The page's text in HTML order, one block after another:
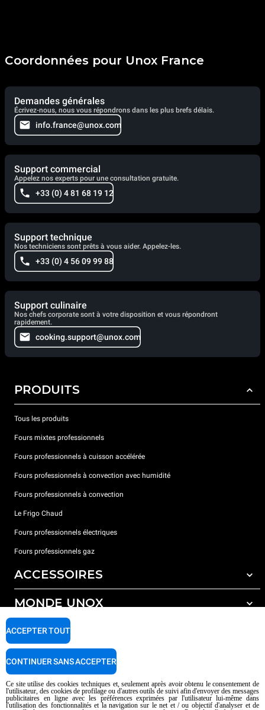
Coordonnées pour Unox France
Demandes générales
Écrivez-nous, nous vous répondrons dans les plus brefs délais.
info.france@unox.com
Support commercial
Appelez nos experts pour une consultation gratuite.
+33 (0) 4 81 68 19 12
Support technique
Nos techniciens sont prêts à vous aider. Appelez-les.
+33 (0) 4 56 09 99 88
Support culinaire
Nos chefs corporate sont à votre disposition et vous répondront
rapidement.
cooking.support@unox.com
PRODUITS
Tous les produits
Fours mixtes professionnels
Fours professionnels à cuisson accélérée
Fours professionnels à convection avec humidité
Fours professionnels à convection
Le Frigo Chaud
Fours professionnels électriques
Fours professionnels gaz
ACCESSOIRES
Tous les accessoires
Détergents pour lavage automatique
Détergents pour lavage manuel
Traitement de l'eau avec filtres à résine
Traitement de l'eau par osmose inverse
MONDE UNOX
Nos bureaux dans le monde
SUPPORT
Garantie Unox
Trouver les Revendeurs
Trouver les Centres SAV
AI Content Disclaimer
Privacy policy Cookie policy
Ce site utilise des cookies techniques et, seulement après avoir obtenu le consentement de
l'utilisateur, des cookies de profilage ou d'autres outils de suivi afin d'envoyer des messages
publicitaires en ligne avec les préférences exprimées par l'utilisateur lui-même dans
l'utilisation des fonctionnalités et la navigation sur le net et / ou objectif d'analyser et de
ACCEPTER TOUT
CONTINUER SANS ACCEPTER